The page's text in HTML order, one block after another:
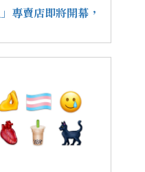
專賣店即將開幕，